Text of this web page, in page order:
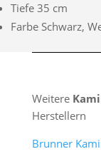
Tiefe 35 cm
Farbe Schwarz,
Weitere
Herstellern
Brunner